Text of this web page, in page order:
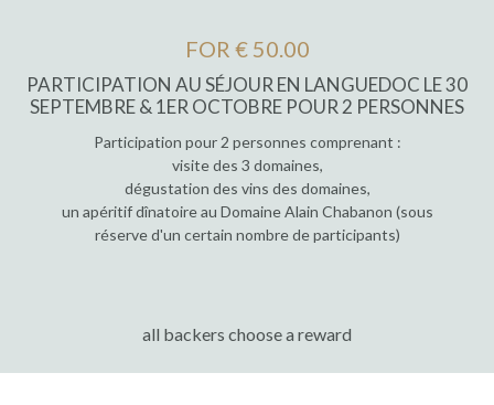
FOR € 50.00
PARTICIPATION AU SÉJOUR EN LANGUEDOC LE 30
SEPTEMBRE & 1ER OCTOBRE POUR 2 PERSONNES
Participation pour 2 personnes comprenant :
visite des 3 domaines,
dégustation des vins des domaines,
un apéritif dînatoire au Domaine Alain Chabanon (sous
réserve d'un certain nombre de participants)
all backers choose a reward